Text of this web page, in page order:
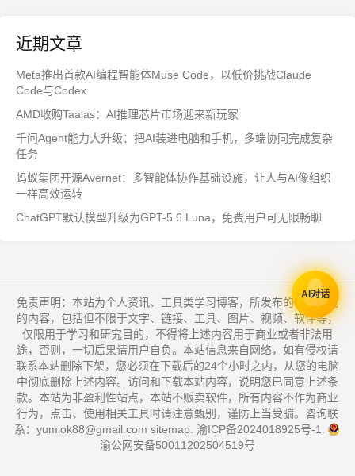
近期文章
Meta推出首款AI编程智能体Muse Code，以低价挑战Claude
Code与Codex
AMD收购Taalas：AI推理芯片市场迎来新玩家
千问Agent能力大升级：把AI装进电脑和手机，多端协同完成复杂
任务
蚂蚁集团开源Avernet：多智能体协作基础设施，让人与AI像组织
一样高效运转
ChatGPT默认模型升级为GPT-5.6 Luna，免费用户可无限畅聊
免责声明：本站为个人资讯、工具类学习博客，所发布的一切形式
的内容，包括但不限于文字、链接、工具、图片、视频、软件等，
仅限用于学习和研究目的，不得将上述内容用于商业或者非法用
途，否则，一切后果请用户自负。本站信息来自网络，如有侵权请
联系本站删除下架，您必须在下载后的24个小时之内，从您的电脑
中彻底删除上述内容。访问和下载本站内容，说明您已同意上述条
款。本站为非盈利性站点，本站不贩卖软件，所有内容不作为商业
行为，点击、使用相关工具时请注意甄别，谨防上当受骗。咨询联
系：yumiok88@gmail.com sitemap 渝ICP备2024018925号-1
渝公网安备50011202504519号
AI对话